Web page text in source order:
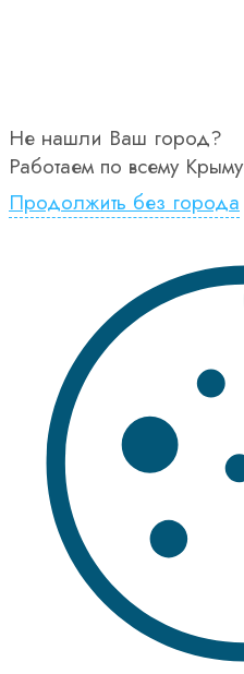
Не нашли Ваш город?
Работаем по всему Крыму
Продолжить без города